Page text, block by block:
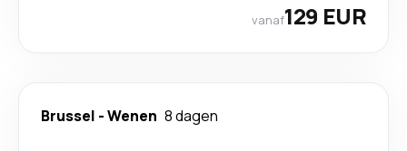
vanaf129 EUR
Brussel -Wenen 8 dagen